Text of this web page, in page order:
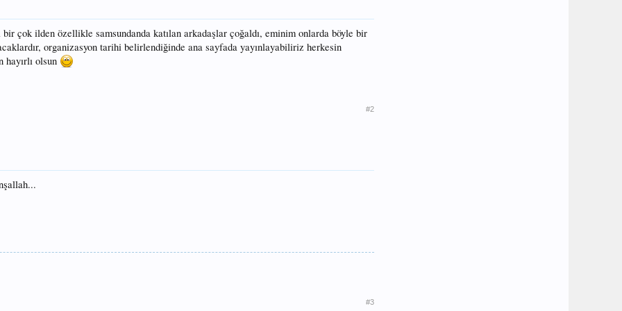
çok ilden özellikle samsundanda katılan arkadaşlar çoğaldı, eminim onlarda böyle bir
organizasyon tarihi belirlendiğinde ana sayfada yayınlayabiliriz herkesin
hayırlı olsun
#2
#3